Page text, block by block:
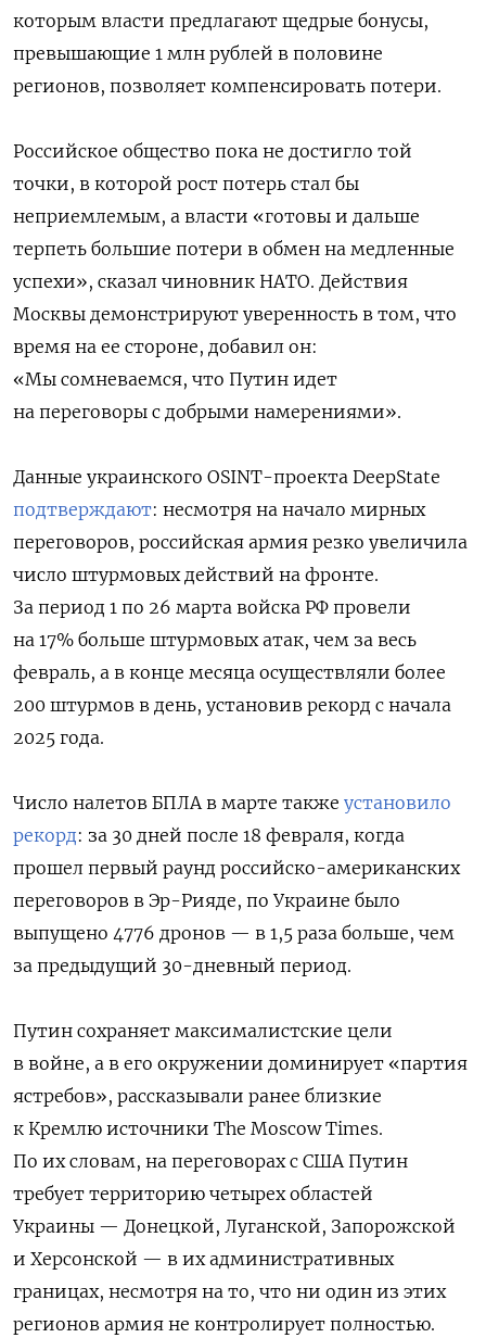
которым власти предлагают щедрые бонусы,
превышающие 1 млн рублей в половине
регионов, позволяет компенсировать потери.
Российское общество пока не достигло той
точки, в которой рост потерь стал бы
неприемлемым, а власти «готовы и дальше
терпеть большие потери в обмен на медленные
успехи», сказал чиновник НАТО. Действия
Москвы демонстрируют уверенность в том, что
время на ее стороне, добавил он:
«Мы сомневаемся, что Путин идет
на переговоры с добрыми намерениями».
Данные украинского OSINT-проекта DeepState
подтверждают: несмотря на начало мирных
переговоров, российская армия резко увеличила
число штурмовых действий на фронте.
За период 1 по 26 марта войска РФ провели
на 17% больше штурмовых атак, чем за весь
февраль, а в конце месяца осуществляли более
200 штурмов в день, установив рекорд с начала
2025 года.
Число налетов БПЛА в марте также установило
рекорд: за 30 дней после 18 февраля, когда
прошел первый раунд российско-американских
переговоров в Эр-Рияде, по Украине было
выпущено 4776 дронов — в 1,5 раза больше, чем
за предыдущий 30-дневный период.
Путин сохраняет максималистские цели
в войне, а в его окружении доминирует «партия
ястребов», рассказывали ранее близкие
к Кремлю источники The Moscow Times.
По их словам, на переговорах с США Путин
требует территорию четырех областей
Украины — Донецкой, Луганской, Запорожской
и Херсонской — в их административных
границах, несмотря на то, что ни один из этих
регионов армия не контролирует полностью.